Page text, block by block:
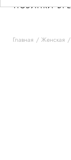
НОВИНКИ
Главная Женская